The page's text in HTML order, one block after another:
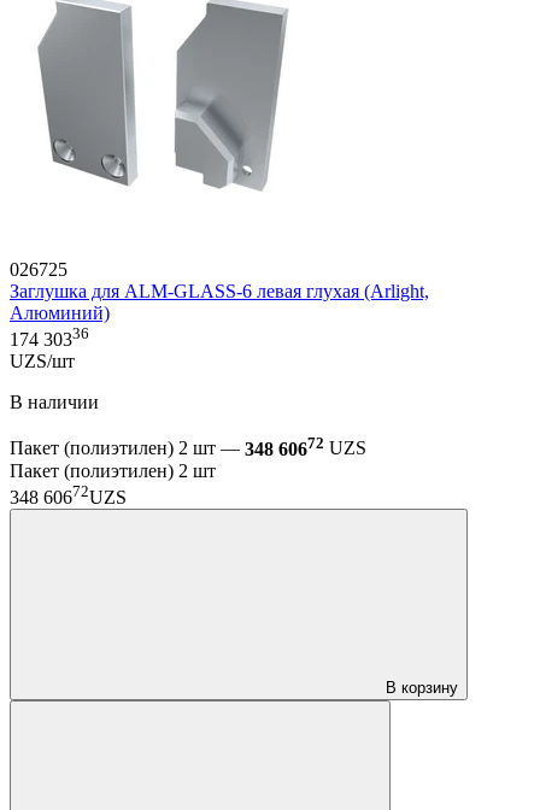
026725
Заглушка для ALM-GLASS-6 левая глухая (Arlight,
Алюминий)
174 30336
UZS/шт
В наличии
Пакет (полиэтилен) 2 шт — 348 60672 UZS
Пакет (полиэтилен) 2 шт
348 60672UZS
В корзину